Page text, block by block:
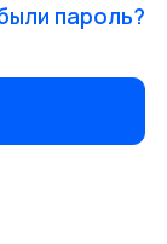
пароль?